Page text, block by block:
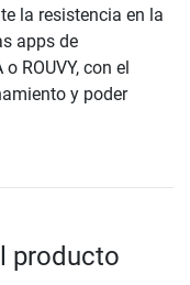
la resistencia en la
apps de
ROUVY, con el
y poder
producto